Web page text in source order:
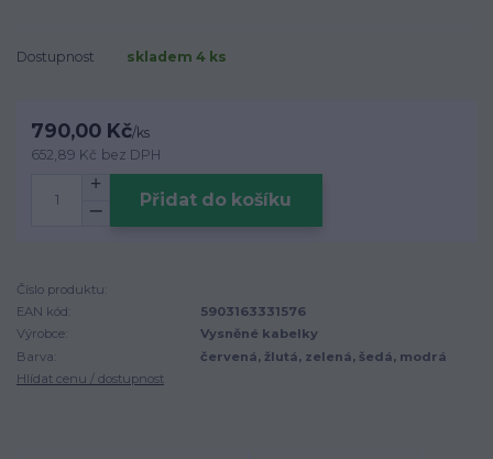
Dostupnost skladem 4 ks
790,00 Kč/ks
652,89 Kč bez DPH
Přidat do košíku
Číslo produktu:
EAN kód:
5903163331576
Výrobce:
Vysněné kabelky
Barva:
červená, žlutá, zelená, šedá, modrá
Hlídat cenu / dostupnost